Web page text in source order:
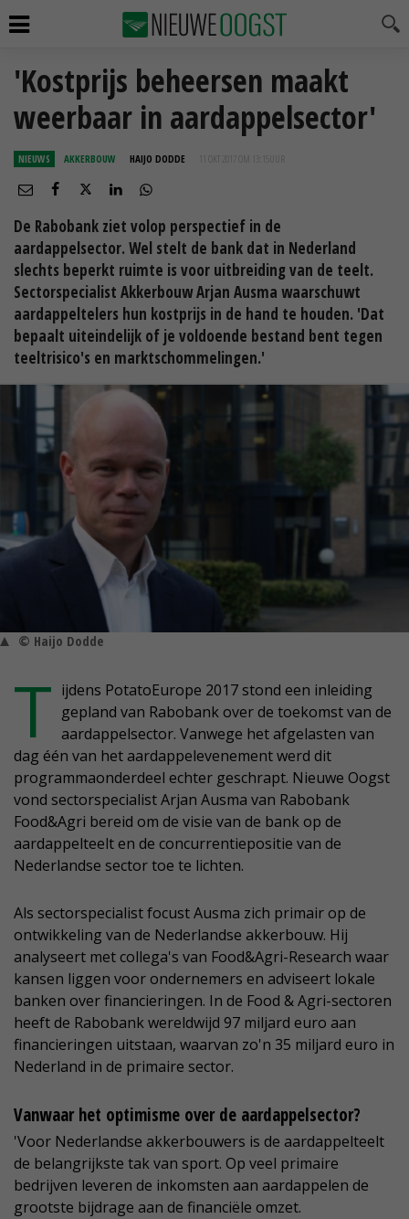
'Kostprijs beheersen maakt
weerbaar in aardappelsector'
NIEUWS AKKERBOUW HAIJO DODDE 11 OKT 2017 OM 13:15
De Rabobank ziet volop perspectief in de
aardappelsector. Wel stelt de bank dat in Nederland
slechts beperkt ruimte is voor uitbreiding van de teelt.
Sectorspecialist Akkerbouw Arjan Ausma waarschuwt
aardappeltelers hun kostprijs in de hand te houden. 'Dat
bepaalt uiteindelijk of je voldoende bestand bent tegen
teeltrisico's en marktschommelingen.'
© Haijo Dodde
T ijdens PotatoEurope 2017 stond een inleiding
gepland van Rabobank over de toekomst van de
aardappelsector. Vanwege het afgelasten van
dag één van het aardappelevenement werd dit
programmaonderdeel echter geschrapt. Nieuwe Oogst
vond sectorspecialist Arjan Ausma van Rabobank
Food&Agri bereid om de visie van de bank op de
aardappelteelt en de concurrentiepositie van de
Nederlandse sector toe te lichten.
Als sectorspecialist focust Ausma zich primair op de
ontwikkeling van de Nederlandse akkerbouw. Hij
analyseert met collega's van Food&Agri-Research waar
kansen liggen voor ondernemers en adviseert lokale
banken over financieringen. In de Food & Agri-sectoren
heeft de Rabobank wereldwijd 97 miljard euro aan
financieringen uitstaan, waarvan zo'n 35 miljard euro in
Nederland in de primaire sector.
Vanwaar het optimisme over de aardappelsector?
'Voor Nederlandse akkerbouwers is de aardappelteelt
de belangrijkste tak van sport. Op veel primaire
bedrijven leveren de inkomsten aan aardappelen de
grootste bijdrage aan de financiële omzet.